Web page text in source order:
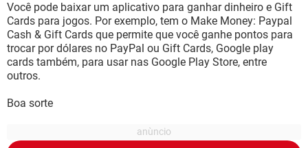
Você pode baixar um aplicativo para ganhar dinheiro e Gift
Cards para jogos. Por exemplo, tem o Make Money: Paypal
Cash & Gift Cards que permite que você ganhe pontos para
trocar por dólares no PayPal ou Gift Cards, Google play
cards também, para usar nas Google Play Store, entre
outros.
Boa sorte